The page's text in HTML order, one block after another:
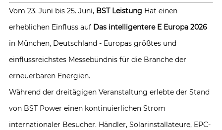
Vom 23. Juni bis 25. Juni, BST Leistung Hat einen
erheblichen Einfluss auf Das intelligentere E Europa 2026
in München, Deutschland - Europas größtes und
einflussreichstes Messebündnis für die Branche der
erneuerbaren Energien.
Während der dreitägigen Veranstaltung erlebte der Stand
von BST Power einen kontinuierlichen Strom
internationaler Besucher. Händler, Solarinstallateure, EPC-